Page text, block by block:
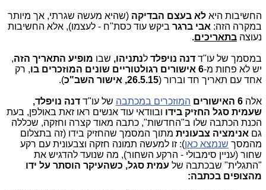
החשיבות היא לא בעצם הבדיקה (שהיא מעשה שגרתי, אך מיותר
במקרה הזה: אבי ברגר ביקש עוד כסת"ח - לעצמו), אלא החשיבות
נעוצה בתאריכים.
במסמך של עו"ד דנה נויפלד לנתניהו, שבו מופיע התאריך הזה,
יש לא פחות מ-6 אישורים רגולטוריים שונים המוזכרים בו
, רק
אחד עם תאריך חד וברור (26.5.15, אישור השב"כ ).
אלה 6 האישורים המוזכרים במכתבה של עו"ד דנה נויפלד,
שעמית סגל החזיק בידו ובוודאי עוד אנשים ראו זאת באולפן, בעת
הכנת הכתבה שלו ב"החדשות", כתבה מאוד קצרה וחזקה, שכללה
גם אנימציה צבעונית מתוך המסמך שהחזיק בידו (זה בתצלום
מהמסך שנמצא כאן): זו למעשה תמונה חזקה וצבעונית עם רקע
שחור (עניין סימבולי - הרקע השחור), מה שנועד להדגיש את
"התגלית" שבכתבה של עמית סגל, כשהעיקר הוסתר על ידו
מהצופים בכתבה: